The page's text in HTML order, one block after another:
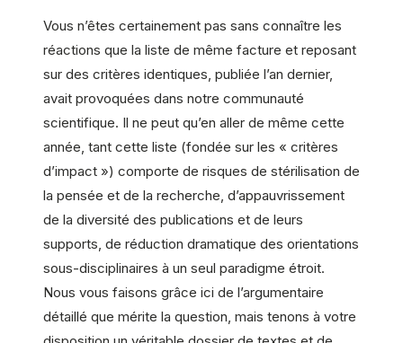
Vous n’êtes certainement pas sans connaître les
réactions que la liste de même facture et reposant
sur des critères identiques, publiée l’an dernier,
avait provoquées dans notre communauté
scientifique. Il ne peut qu’en aller de même cette
année, tant cette liste (fondée sur les « critères
d’impact ») comporte de risques de stérilisation de
la pensée et de la recherche, d’appauvrissement
de la diversité des publications et de leurs
supports, de réduction dramatique des orientations
sous-disciplinaires à un seul paradigme étroit.
Nous vous faisons grâce ici de l’argumentaire
détaillé que mérite la question, mais tenons à votre